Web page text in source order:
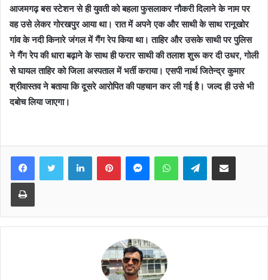
आजमगढ़ बस स्टेशन से ही युवती को बहला फुसलाकर नौकरी दिलाने के नाम पर
वह उसे लेकर गोरखपुर आया था। रात में अपने एक और साथी के साथ रानूखोर
गांव के नदी किनारे जंगल में गैंग रेप किया था। ताहिर और उसके साथी पर पुलिस
ने गैंग रेप की धारा बढ़ाने के साथ ही फरार साथी की तलाश शुरू कर दी उधर, गोली
से घायल ताहिर को जिला अस्पताल में भर्ती कराया। एसपी नार्थ जितेन्द्र कुमार
श्रीवास्तव ने बताया कि दूसरे आरोपित की पहचान कर ली गई है। जल्द ही उसे भी
दबोच लिया जाएगा।
FacebookTwitter LinkedInPinterestMessengerWhatsAppTelegramShare via Email
Print